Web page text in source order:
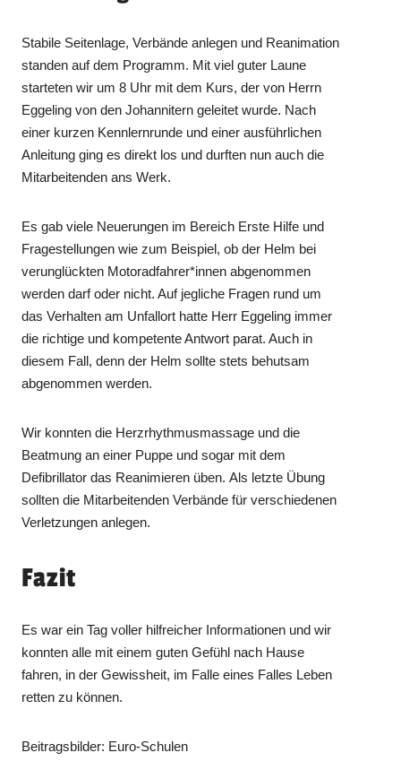
Stabile Seitenlage, Verbände anlegen und Reanimation
standen auf dem Programm. Mit viel guter Laune
starteten wir um 8 Uhr mit dem Kurs, der von Herrn
Eggeling von den Johannitern geleitet wurde. Nach
einer kurzen Kennlernrunde und einer ausführlichen
Anleitung ging es direkt los und durften nun auch die
Mitarbeitenden ans Werk.
Es gab viele Neuerungen im Bereich Erste Hilfe und
Fragestellungen wie zum Beispiel, ob der Helm bei
verunglückten Motoradfahrer*innen abgenommen
werden darf oder nicht. Auf jegliche Fragen rund um
das Verhalten am Unfallort hatte Herr Eggeling immer
die richtige und kompetente Antwort parat. Auch in
diesem Fall, denn der Helm sollte stets behutsam
abgenommen werden.
Wir konnten die Herzrhythmusmassage und die
Beatmung an einer Puppe und sogar mit dem
Defibrillator das Reanimieren üben. Als letzte Übung
sollten die Mitarbeitenden Verbände für verschiedenen
Verletzungen anlegen.
Fazit
Es war ein Tag voller hilfreicher Informationen und wir
konnten alle mit einem guten Gefühl nach Hause
fahren, in der Gewissheit, im Falle eines Falles Leben
retten zu können.
Beitragsbilder: Euro-Schulen